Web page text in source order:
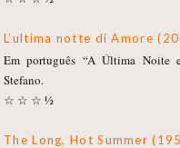
L’ultima notte di Amore
Em português “A Última Noite
Stefano.
☆ ☆ ☆ ½
The Long, Hot Summer